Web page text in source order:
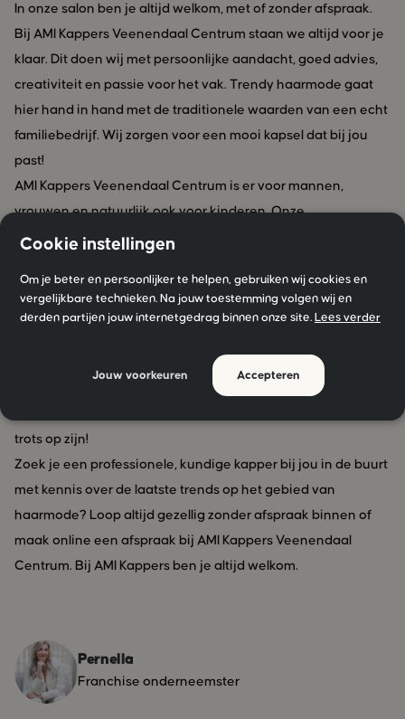
In onze salon ben je altijd welkom, met of zonder afspraak.
Bij AMI Kappers Veenendaal Centrum staan we altijd voor je
klaar. Dit doen wij met persoonlijke aandacht, goed advies,
creativiteit en passie voor het vak. Trendy haarmode gaat
hier hand in hand met de traditionele waarden van een echt
familiebedrijf. Wij zorgen voor een mooi kapsel dat bij jou
past!
AMI Kappers Veenendaal Centrum is er voor mannen,
vrouwen en natuurlijk ook voor kinderen. Onze
medewerkers zijn altijd op de hoogte van de laatste trends.
uitgroei bijwerken, de haarstylisten van AMI Kappers zijn van
alle markten thuis en zorgen ervoor dat jij de salon met een
Wij zijn AMI Kappers Veenendaal Centrum en wij geloven
dat het accentueren van jouw identiteit ervoor zorgt dat jij je
trots op zijn!
Zoek je een professionele, kundige kapper bij jou in de buurt
met kennis over de laatste trends op het gebied van
haarmode? Loop altijd gezellig zonder afspraak binnen of
maak online een afspraak bij AMI Kappers Veenendaal
Centrum. Bij AMI Kappers ben je altijd welkom.
Pernella
Franchise onderneemster
Cookie instellingen
Om je beter en persoonlijker te helpen, gebruiken wij cookies en
vergelijkbare technieken. Na jouw toestemming volgen wij en
derden partijen jouw internetgedrag binnen onze site. Lees verder
Accepteren
Jouw voorkeuren